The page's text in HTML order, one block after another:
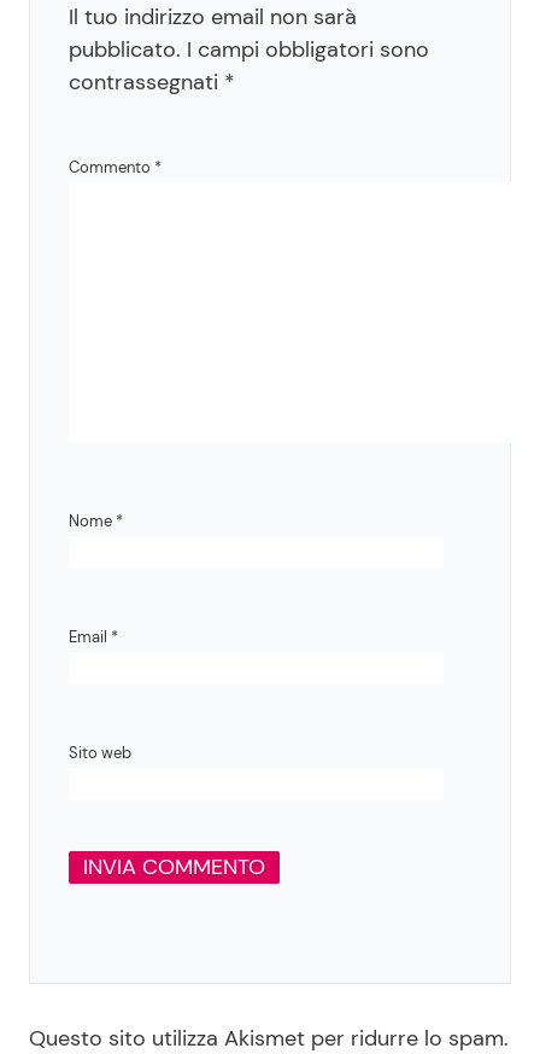
Il tuo indirizzo email non sarà
pubblicato. I campi obbligatori sono
contrassegnati *
Commento *
Nome *
Email *
Sito web
Questo sito utilizza Akismet per ridurre lo spam.